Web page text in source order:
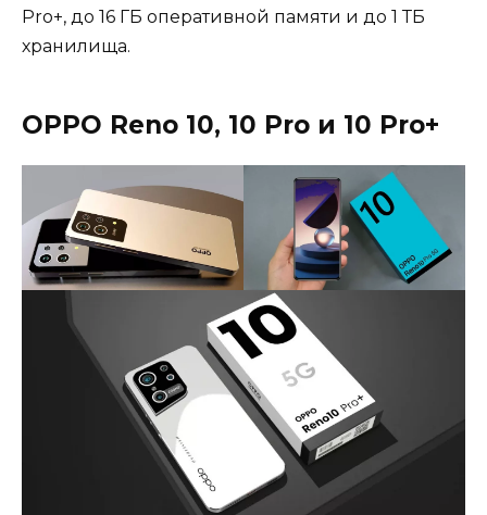
Pro+, до 16 ГБ оперативной памяти и до 1 ТБ
хранилища.
OPPO Reno 10, 10 Pro и 10 Pro+